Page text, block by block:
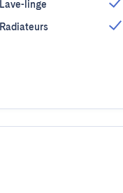
Lave-linge
Radiateurs